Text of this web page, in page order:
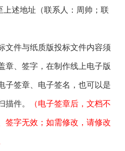
上述地址（联系人：周帅；联
文件与纸质版投标文件内容须
章、签字，在制作线上电子版
子签章、电子签名，也可以是
描件。 （电子签章后，文档不
签字无效；如需修改，请修改